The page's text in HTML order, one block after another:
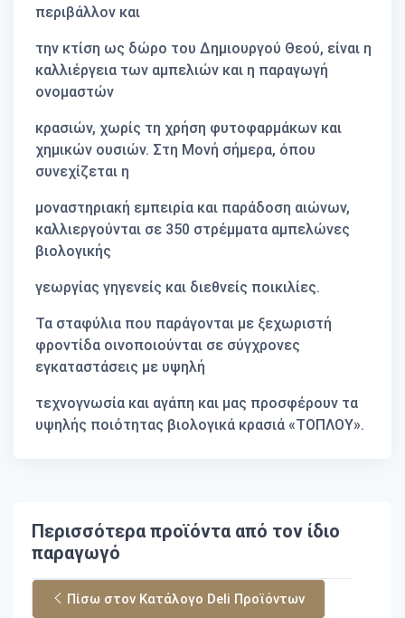
περιβάλλον και
την κτίση ως δώρο του Δημιουργού Θεού, είναι η
καλλιέργεια των αμπελιών και η παραγωγή
ονομαστών
κρασιών, χωρίς τη χρήση φυτοφαρμάκων και
χημικών ουσιών. Στη Μονή σήμερα, όπου
συνεχίζεται η
μοναστηριακή εμπειρία και παράδοση αιώνων,
καλλιεργούνται σε 350 στρέμματα αμπελώνες
βιολογικής
γεωργίας γηγενείς και διεθνείς ποικιλίες.
Τα σταφύλια που παράγονται με ξεχωριστή
φροντίδα οινοποιούνται σε σύγχρονες
εγκαταστάσεις με υψηλή
τεχνογνωσία και αγάπη και μας προσφέρουν τα
υψηλής ποιότητας βιολογικά κρασιά «ΤΟΠΛΟΥ».
Περισσότερα προϊόντα από τον ίδιο
παραγωγό
Πίσω στον Κατάλογο Deli Προϊόντων